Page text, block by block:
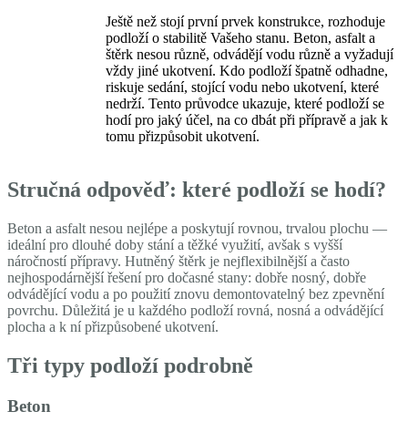
Ještě než stojí první prvek konstrukce, rozhoduje
podloží o stabilitě Vašeho stanu. Beton, asfalt a
štěrk nesou různě, odvádějí vodu různě a vyžadují
vždy jiné ukotvení. Kdo podloží špatně odhadne,
riskuje sedání, stojící vodu nebo ukotvení, které
nedrží. Tento průvodce ukazuje, které podloží se
hodí pro jaký účel, na co dbát při přípravě a jak k
tomu přizpůsobit ukotvení.
Stručná odpověď: které podloží se hodí?
Beton a asfalt nesou nejlépe a poskytují rovnou, trvalou plochu —
ideální pro dlouhé doby stání a těžké využití, avšak s vyšší
náročností přípravy. Hutněný štěrk je nejflexibilnější a často
nejhospodárnější řešení pro dočasné stany: dobře nosný, dobře
odvádějící vodu a po použití znovu demontovatelný bez zpevnění
povrchu. Důležitá je u každého podloží rovná, nosná a odvádějící
plocha a k ní přizpůsobené ukotvení.
Tři typy podloží podrobně
Beton